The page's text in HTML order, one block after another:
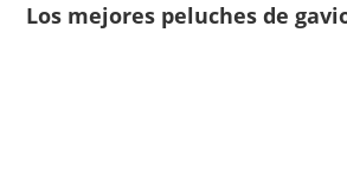
Los mejores peluches de